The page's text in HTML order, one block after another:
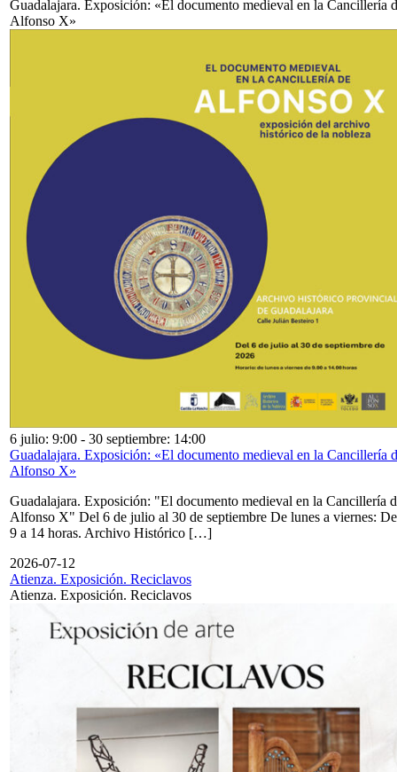
Guadalajara. Exposición: «El documento medieval en la Cancillería
Alfonso X»
6 julio: 9:00 - 30 septiembre: 14:00
Guadalajara. Exposición: «El documento medieval en la Cancillería
Alfonso X»
Guadalajara. Exposición: "El documento medieval en la Cancillería
Alfonso X" Del 6 de julio al 30 de septiembre De lunes a viernes: De
9 a 14 horas. Archivo Histórico […]
2026-07-12
Atienza. Exposición. Reciclavos
Atienza. Exposición. Reciclavos